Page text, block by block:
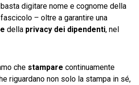
digitare nome e cognome della
– oltre a garantire una
della privacy dei dipendenti, nel
che stampare continuamente
riguardano non solo la stampa in sé,